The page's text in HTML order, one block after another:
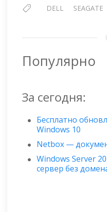
DELL SEAGATE
Популярно
За сегодня:
Бесплатно
Windows 10
Netbox —
Windows Server
сервер без